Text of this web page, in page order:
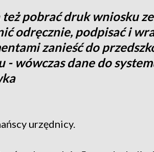
też pobrać druk wniosku
odręcznie, podpisać i
zanieść do
- wówczas dane do
urzędnicy.